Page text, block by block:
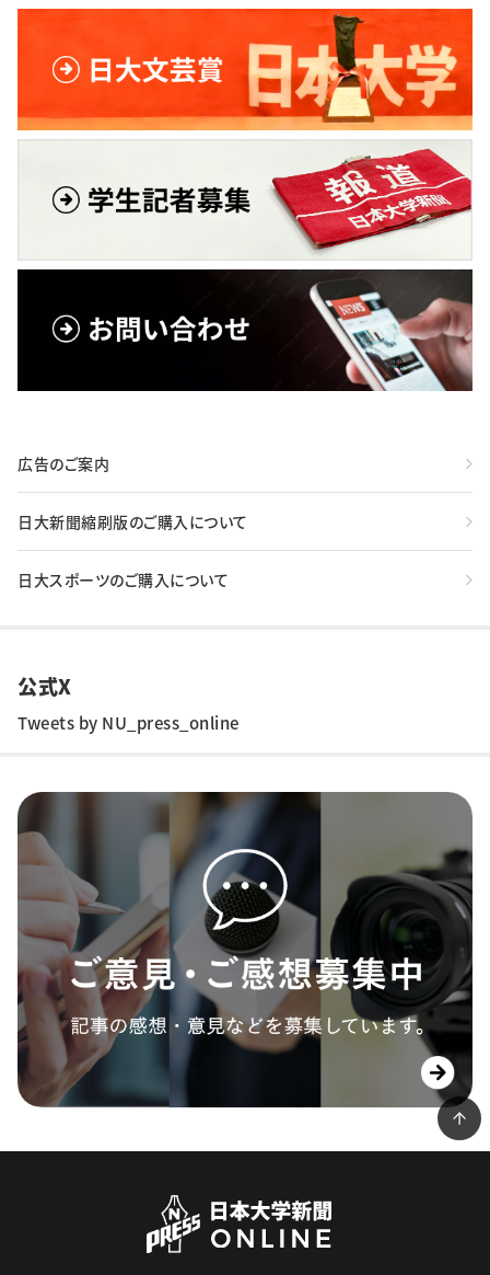
広告のご案内
日大新聞縮刷版のご購入について
日大スポーツのご購入について
公式X
Tweets by NU_press_online